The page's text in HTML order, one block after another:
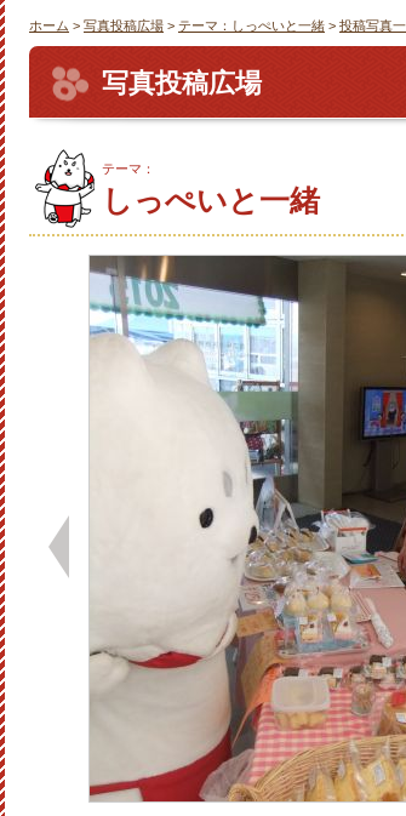
ホーム > 写真投稿広場 > テーマ：しっぺいと一緒 > 投稿写真
写真投稿広場
テーマ：
しっぺいと一緒